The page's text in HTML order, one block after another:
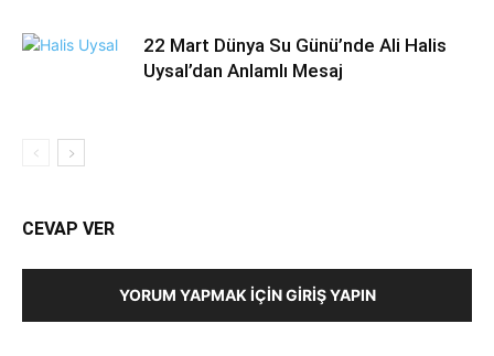
22 Mart Dünya Su Günü’nde Ali Halis
Uysal’dan Anlamlı Mesaj
CEVAP VER
YORUM YAPMAK İÇIN GIRIŞ YAPIN